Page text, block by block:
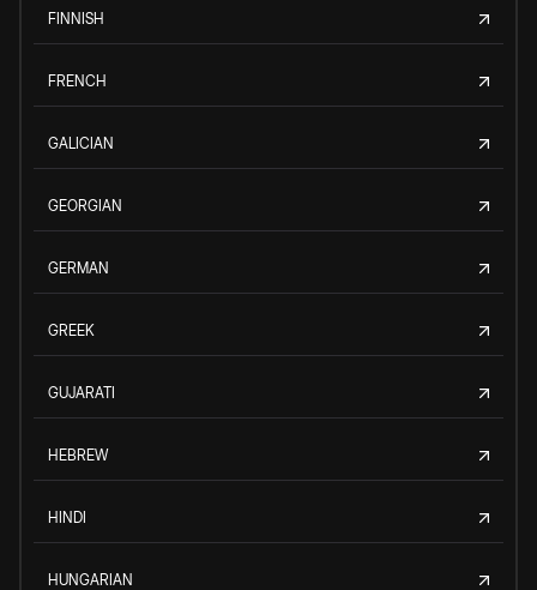
FINNISH
FRENCH
GALICIAN
GEORGIAN
GERMAN
GREEK
GUJARATI
HEBREW
HINDI
HUNGARIAN